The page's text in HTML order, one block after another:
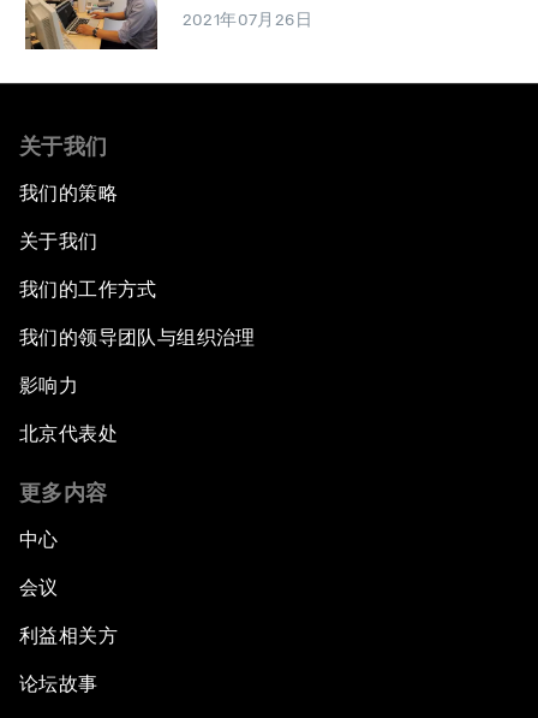
2021年07月26日
关于我们
我们的策略
关于我们
我们的工作方式
我们的领导团队与组织治理
影响力
北京代表处
更多内容
中心
会议
利益相关方
论坛故事